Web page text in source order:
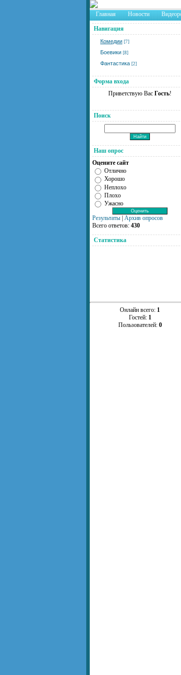
Главная Новости
Навигация
Комедии [7]
Боевики [8]
Фантастика [2]
Форма входа
Приветствую Вас Гость!
Поиск
Наш опрос
Оцените сайт
Отлично
Хорошо
Неплохо
Плохо
Ужасно
Результаты Архив опросов
Всего ответов: 430
Статистика
Онлайн всего: 1
Гостей: 1
Пользователей: 0